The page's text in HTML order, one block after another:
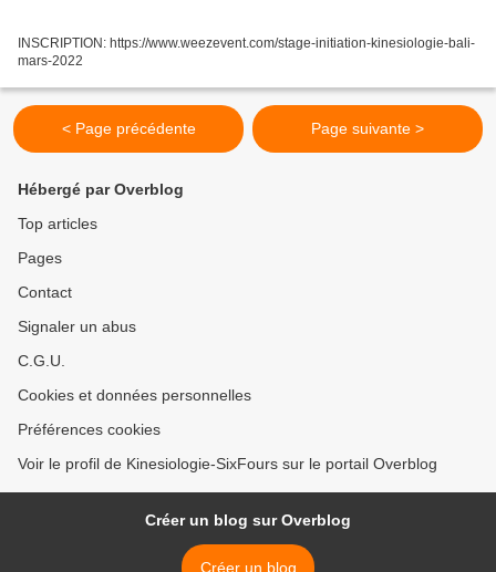
INSCRIPTION: https://www.weezevent.com/stage-initiation-kinesiologie-bali-
mars-2022
< Page précédente Page suivante >
Hébergé par Overblog
Top articles
Pages
Contact
Signaler un abus
C.G.U.
Cookies et données personnelles
Préférences cookies
Voir le profil de Kinesiologie-SixFours sur le portail Overblog
Créer un blog sur Overblog
Créer un blog